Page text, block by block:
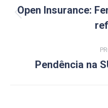
de
Open Insurance:
Pendência na